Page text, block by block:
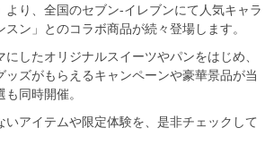
より、全国のセブン-イレブンにて人気キャラ
ン」とのコラボ商品が続々登場します。
したオリジナルスイーツやパンをはじめ、
ッズがもらえるキャンペーンや豪華景品が当
同時開催。
いアイテムや限定体験を、是非チェックして